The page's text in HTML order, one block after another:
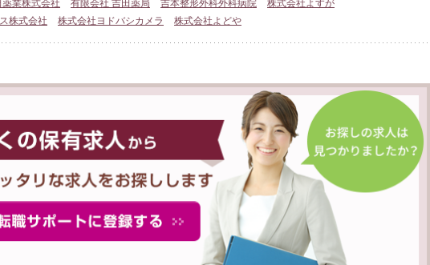
薬業株式会社 有限会社 吉田薬局 吉本整形外科外科病院
株式会社よすが
株式会社
株式会社ヨドバシカメラ 株式会社よどや